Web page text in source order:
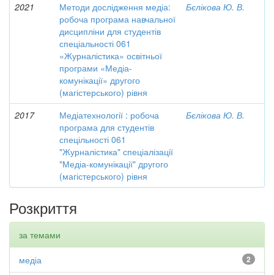
2021
Методи дослідження медіа:
робоча програма навчальної
дисципліни для студентів
спеціальності 061
«Журналістика» освітньої
програми «Медіа-
комунікації» другого
(магістерського) рівня
Бєлікова Ю. В.
2017
Медіатехнології : робоча
програма для студентів
спецільності 061
"Журналістика" спеціалізації
"Медіа-комунікації" другого
(магістерського) рівня
Бєлікова Ю. В.
Розкриття
за темами
2
медіа